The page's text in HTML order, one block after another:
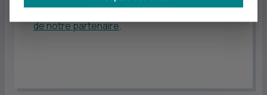
Retrouvez toutes les informations surle site
de notre partenaire.